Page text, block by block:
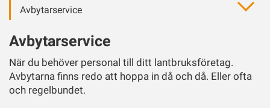
Avbytarservice
Avbytarservice
När du behöver personal till ditt lantbruksföretag.
Avbytarna finns redo att hoppa in då och då. Eller ofta
och regelbundet.